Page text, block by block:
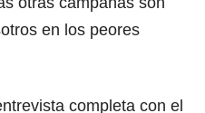
en los peores
completa con el